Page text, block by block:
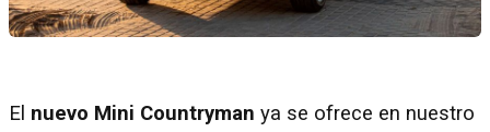
El nuevo Mini Countryman ya se ofrece en nuestro